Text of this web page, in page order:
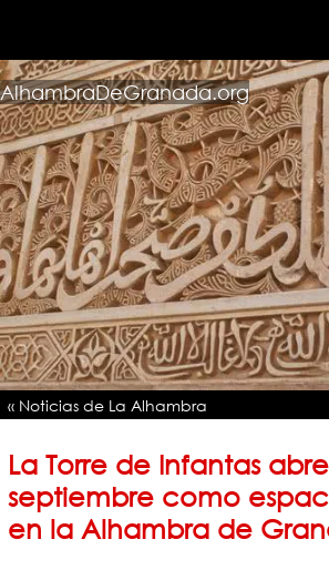
AlhambraDeGranada.org
« Noticias de La Alhambra
La Torre de Infantas
septiembre como
en la Alhambra de